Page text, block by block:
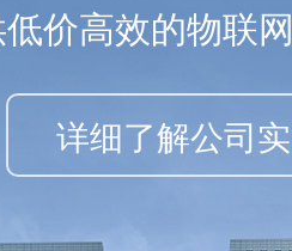
价高效的物联
详细了解公司